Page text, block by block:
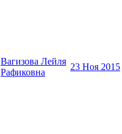
Вагизова Лейля
Рафиковна
23 Ноя 2015